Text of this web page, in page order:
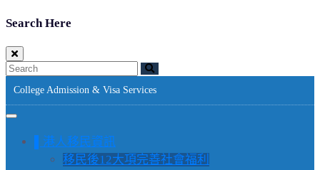
Search Here
College Admission & Visa Services
▌港人移民資訊
移民後12大項完善社會福利